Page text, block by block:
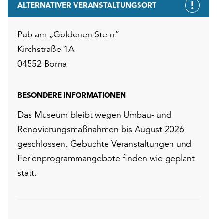
ALTERNATIVER VERANSTALTUNGSORT
Pub am „Goldenen Stern“
Kirchstraße 1A
04552 Borna
BESONDERE INFORMATIONEN
Das Museum bleibt wegen Umbau- und
Renovierungsmaßnahmen bis August 2026
geschlossen. Gebuchte Veranstaltungen und
Ferienprogrammangebote finden wie geplant
statt.